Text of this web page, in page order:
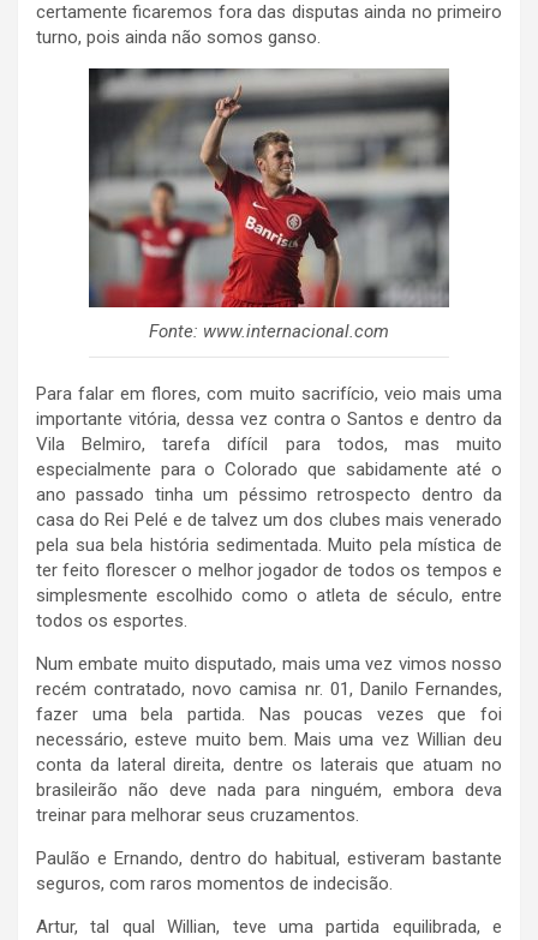
certamente ficaremos fora das disputas ainda no primeiro
turno, pois ainda não somos ganso.
Fonte: www.internacional.com
Para falar em flores, com muito sacrifício, veio mais uma
importante vitória, dessa vez contra o Santos e dentro da
Vila Belmiro, tarefa difícil para todos, mas muito
especialmente para o Colorado que sabidamente até o
ano passado tinha um péssimo retrospecto dentro da
casa do Rei Pelé e de talvez um dos clubes mais venerado
pela sua bela história sedimentada. Muito pela mística de
ter feito florescer o melhor jogador de todos os tempos e
simplesmente escolhido como o atleta de século, entre
todos os esportes.
Num embate muito disputado, mais uma vez vimos nosso
recém contratado, novo camisa nr. 01, Danilo Fernandes,
fazer uma bela partida. Nas poucas vezes que foi
necessário, esteve muito bem. Mais uma vez Willian deu
conta da lateral direita, dentre os laterais que atuam no
brasileirão não deve nada para ninguém, embora deva
treinar para melhorar seus cruzamentos.
Paulão e Ernando, dentro do habitual, estiveram bastante
seguros, com raros momentos de indecisão.
Artur, tal qual Willian, teve uma partida equilibrada, e